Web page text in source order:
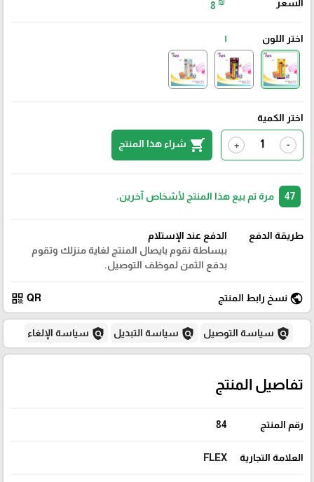
السعر 8
اختر اللون ١
اختر الكمية
-
+
shopping_cart شراء هذا المنتج
مرة تم بيع هذا المنتج لأشخاص آخرين.
طريقة الدفع
الدفع عند الإستلام
ببساطة نقوم بايصال المنتج لغاية منزلك وتقوم
بدفع الثمن لموظف التوصيل.
public نسخ رابط المنتج QR
qr_code
policy سياسة التوصيل policy سياسة التبديل policy سياسة الإلغاء
تفاصيل المنتج
رقم المنتج 84
العلامة التجارية FLEX